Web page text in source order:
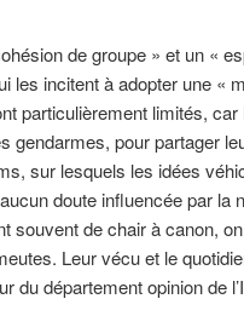
de groupe » et un «
les incitent à adopter une «
particulièrement limités,
gendarmes, pour partager
sur lesquels les idées
doute influencée par la
souvent de chair à canon,
Leur vécu et le
du département opinion de